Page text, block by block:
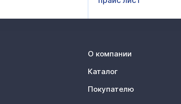
О компании
Каталог
Покупателю